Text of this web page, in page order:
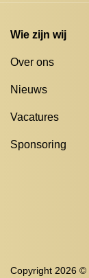
Wie zijn wij
Over ons
Nieuws
Vacatures
Sponsoring
Copyright 2026 ©